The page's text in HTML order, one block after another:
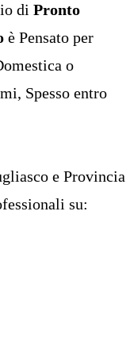
di Pronto
è Pensato per
o
Spesso entro
e Provincia
su: